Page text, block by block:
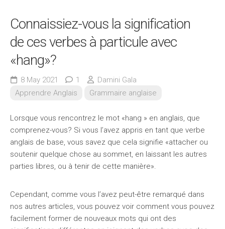
Connaissiez-vous la signification
de ces verbes à particule avec
«hang»?
8 May 2021 1
Damini Gala
Apprendre Anglais
Grammaire anglaise
Lorsque vous rencontrez le mot «hang » en anglais, que
comprenez-vous? Si vous l’avez appris en tant que verbe
anglais de base, vous savez que cela signifie «attacher ou
soutenir quelque chose au sommet, en laissant les autres
parties libres, ou à tenir de cette manière».
Cependant, comme vous l’avez peut-être remarqué dans
nos autres articles, vous pouvez voir comment vous pouvez
facilement former de nouveaux mots qui ont des